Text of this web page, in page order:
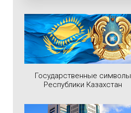
Государственные символы
Республики Казахстан